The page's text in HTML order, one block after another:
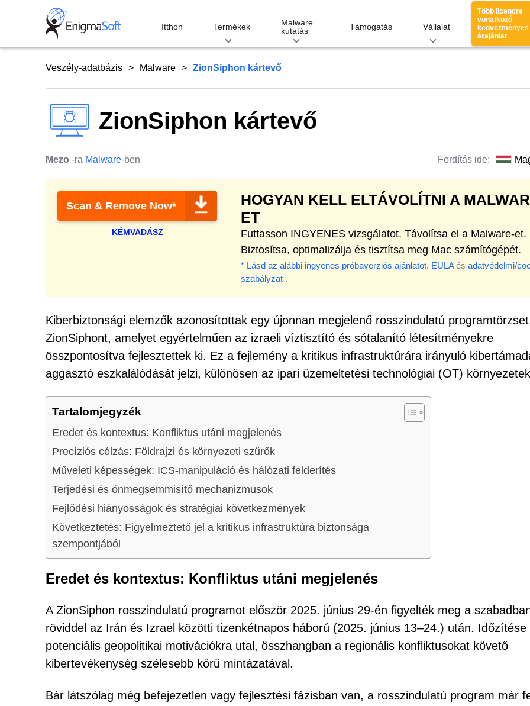
Itthon Termékek
Malware
kutatás
Támogatás Vállalat
Több licencre
vonatkozó
kedvezményes
árajánlat
Veszély-adatbázis Malware ZionSiphon kártevő
ZionSiphon kártevő
Mezo -ra Malware-ben Fordítás ide:
Scan & Remove Now*
KÉMVADÁSZ
HOGYAN KELL ELTÁVOLÍTNI A
ET
Futtasson INGYENES vizsgálatot. Távolítsa el a Malware-et.
Biztosítsa, optimalizálja és tisztítsa meg Mac számítógépét.
* Lásd az alábbi ingyenes próbaverziós ajánlatot. EULAés adatvédelmi/
szabályzat .
Kiberbiztonsági elemzők azonosítottak egy újonnan megjelenő rosszindulatú
ZionSiphont, amelyet egyértelműen az izraeli víztisztító és sótalanító létesítményekre
összpontosítva fejlesztettek ki. Ez a fejlemény a kritikus infrastruktúrára irányuló
aggasztó eszkalálódását jelzi, különösen az ipari üzemeltetési technológiai (OT)
Tartalomjegyzék
Eredet és kontextus: Konfliktus utáni megjelenés
Precíziós célzás: Földrajzi és környezeti szűrők
Műveleti képességek: ICS-manipuláció és hálózati felderítés
Terjedési és önmegsemmisítő mechanizmusok
Fejlődési hiányosságok és stratégiai következmények
Következtetés: Figyelmeztető jel a kritikus infrastruktúra biztonsága
szempontjából
Eredet és kontextus: Konfliktus utáni megjelenés
A ZionSiphon rosszindulatú programot először 2025. június 29-én figyelték meg a
röviddel az Irán és Izrael közötti tizenkétnapos háború (2025. június 13–24.) után. Időzítése
potenciális geopolitikai motivációkra utal, összhangban a regionális konfliktusokat követő
kibertevékenység szélesebb körű mintázatával.
Bár látszólag még befejezetlen vagy fejlesztési fázisban van, a rosszindulatú program már